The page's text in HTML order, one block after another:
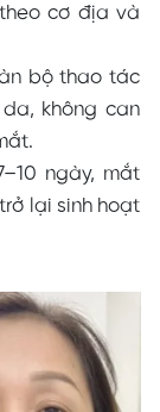
cơ địa và
bộ thao tác
không can
ngày, mắt
lại sinh hoạt